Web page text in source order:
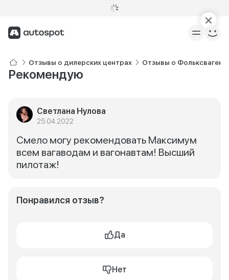
Отзывы о дилерских центрах Отзывы о Фольксваген
Рекомендую
Светлана Нулова
25.04.2022
Смело могу рекомендовать Максимум
всем вагаводам и вагонавтам! Высший
пилотаж!
Понравился отзыв?
Да
Нет